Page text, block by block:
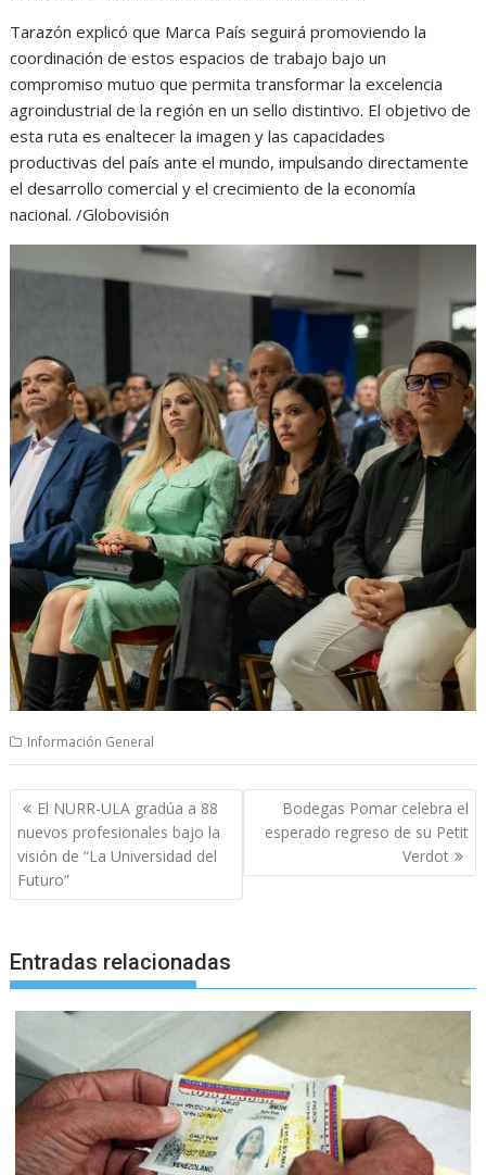
Tarazón explicó que Marca País seguirá promoviendo la
coordinación de estos espacios de trabajo bajo un
compromiso mutuo que permita transformar la excelencia
agroindustrial de la región en un sello distintivo. El objetivo de
esta ruta es enaltecer la imagen y las capacidades
productivas del país ante el mundo, impulsando directamente
el desarrollo comercial y el crecimiento de la economía
nacional. /Globovisión
Información General
Navegación
de
entradas
El NURR-ULA gradúa a 88
nuevos profesionales bajo la
visión de “La Universidad del
Futuro”
Bodegas Pomar celebra el
esperado regreso de su Petit
Verdot
Entradas relacionadas